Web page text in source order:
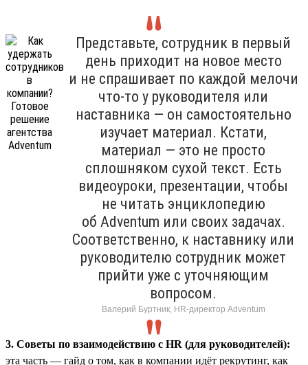
Представьте, сотрудник в первый
день приходит на новое место
и не спрашивает по каждой мелочи
что-то у руководителя или
наставника — он самостоятельно
изучает материал. Кстати,
материал — это не просто
сплошняком сухой текст. Есть
видеоуроки, презентации, чтобы
не читать энциклопедию
об Adventum или своих задачах.
Соответственно, к наставнику или
руководителю сотрудник может
прийти уже с уточняющим
вопросом.
Валерий Буртник, HR-директор Adventum
3. Советы по взаимодействию с HR (для руководителей):
эта часть — гайд о том, как в компании идёт рекрутинг, как